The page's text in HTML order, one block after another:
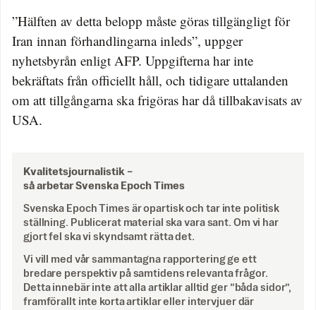
”Hälften av detta belopp måste göras tillgängligt för
Iran innan förhandlingarna inleds”, uppger
nyhetsbyrån enligt AFP. Uppgifterna har inte
bekräftats från officiellt håll, och tidigare uttalanden
om att tillgångarna ska frigöras har då tillbakavisats av
USA.
Kvalitetsjournalistik –
så arbetar Svenska Epoch Times
Svenska Epoch Times är opartisk och tar inte politisk
ställning. Publicerat material ska vara sant. Om vi har
gjort fel ska vi skyndsamt rätta det.
Vi vill med vår sammantagna rapportering ge ett
bredare perspektiv på samtidens relevanta frågor.
Detta innebär inte att alla artiklar alltid ger ”båda sidor”,
framförallt inte korta artiklar eller intervjuer där